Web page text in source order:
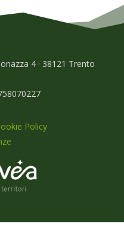
4 · 38121 Trento
Policy